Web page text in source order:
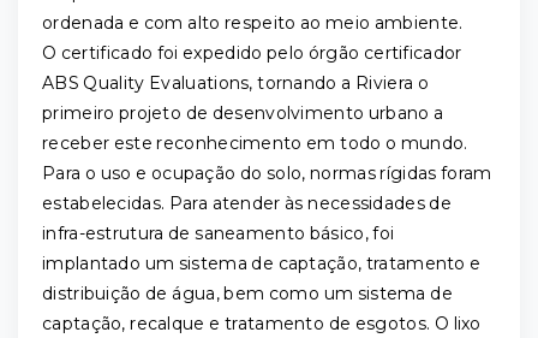
ordenada e com alto respeito ao meio ambiente.
O certificado foi expedido pelo órgão certificador
ABS Quality Evaluations, tornando a Riviera o
primeiro projeto de desenvolvimento urbano a
receber este reconhecimento em todo o mundo.
Para o uso e ocupação do solo, normas rígidas foram
estabelecidas. Para atender às necessidades de
infra-estrutura de saneamento básico, foi
implantado um sistema de captação, tratamento e
distribuição de água, bem como um sistema de
captação, recalque e tratamento de esgotos. O lixo